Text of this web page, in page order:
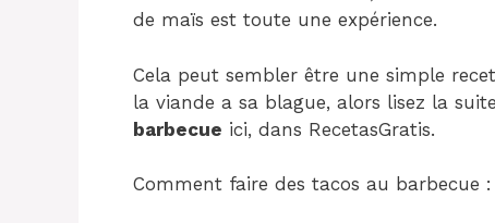
de maïs est toute une expérience.
Cela peut sembler être une simple
la viande a sa blague, alors lisez la
barbecue ici, dans RecetasGratis.
Comment faire des tacos au barbecue :